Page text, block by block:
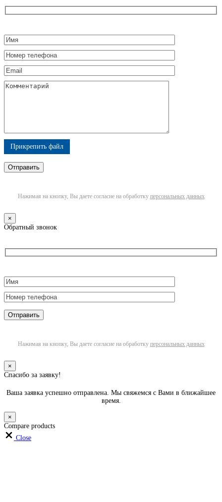
Прикрепить файл
Нажимая на кнопку, Вы даете согласие на обработку персональных данных
×
Обратный звонок
Нажимая на кнопку, Вы даете согласие на обработку персональных данных
×
Спасибо за заявку!
Ваша заявка успешно отправлена. Мы свяжемся с Вами в ближайшее
время.
×
Compare products
Close